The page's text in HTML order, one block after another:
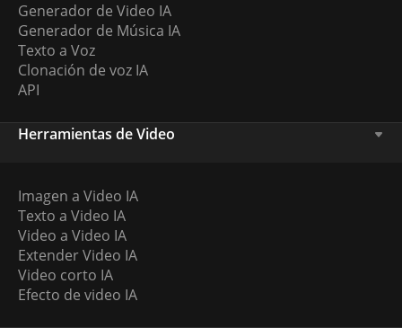
Generador de Video IA
Generador de Música IA
Texto a Voz
Clonación de voz IA
API
Herramientas de Video
Imagen a Video IA
Texto a Video IA
Video a Video IA
Extender Video IA
Video corto IA
Efecto de video IA